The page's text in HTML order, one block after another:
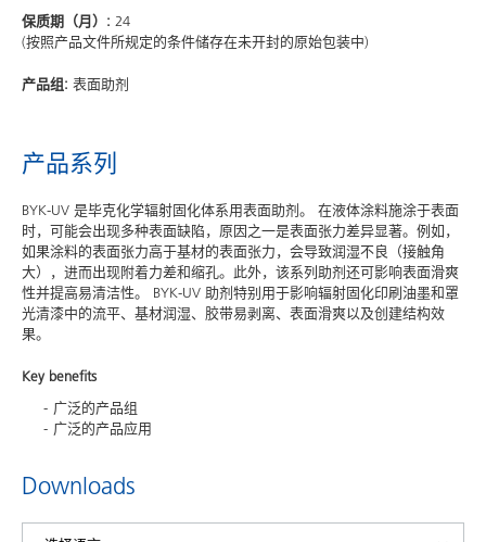
保质期（月）: 24
(按照产品文件所规定的条件储存在未开封的原始包装中)
产品组: 表面助剂
产品系列
BYK-UV 是毕克化学辐射固化体系用表面助剂。 在液体涂料施涂于表面
时，可能会出现多种表面缺陷，原因之一是表面张力差异显著。例如，
如果涂料的表面张力高于基材的表面张力，会导致润湿不良（接触角
大），进而出现附着力差和缩孔。此外，该系列助剂还可影响表面滑爽
性并提高易清洁性。 BYK-UV 助剂特别用于影响辐射固化印刷油墨和罩
光清漆中的流平、基材润湿、胶带易剥离、表面滑爽以及创建结构效
果。
Key benefits
广泛的产品组
广泛的产品应用
Downloads